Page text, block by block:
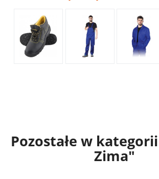
Pozostałe w
Zima"